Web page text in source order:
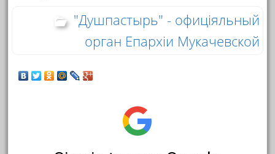
"Душпастырь" - офиціяльный
орган Епархіи Мукачевской